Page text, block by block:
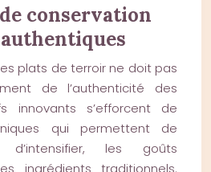
conservation
plats de terroir ne doit pas
de l’authenticité des
innovants s’efforcent de
qui permettent de
d’intensifier, les goûts
ingrédients traditionnels.